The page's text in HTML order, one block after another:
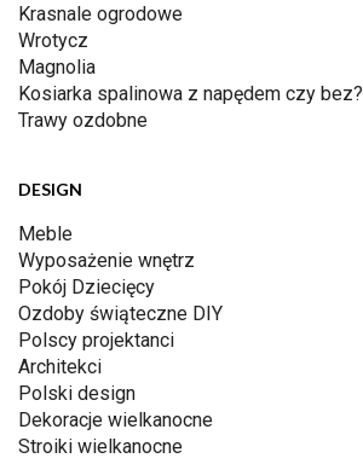
Krasnale ogrodowe
Wrotycz
Magnolia
Kosiarka spalinowa z napędem czy bez?
Trawy ozdobne
DESIGN
Meble
Wyposażenie wnętrz
Pokój Dziecięcy
Ozdoby świąteczne DIY
Polscy projektanci
Architekci
Polski design
Dekoracje wielkanocne
Stroiki wielkanocne